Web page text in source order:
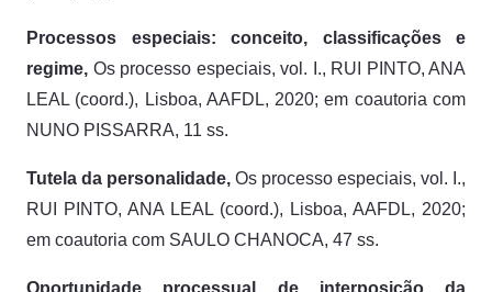
Processos especiais: conceito, classificações e
regime, Os processo especiais, vol. I., RUI PINTO, ANA
LEAL (coord.), Lisboa, AAFDL, 2020; em coautoria com
NUNO PISSARRA, 11 ss.
Tutela da personalidade, Os processo especiais, vol. I.,
RUI PINTO, ANA LEAL (coord.), Lisboa, AAFDL, 2020;
em coautoria com SAULO CHANOCA, 47 ss.
Oportunidade processual de interposição da